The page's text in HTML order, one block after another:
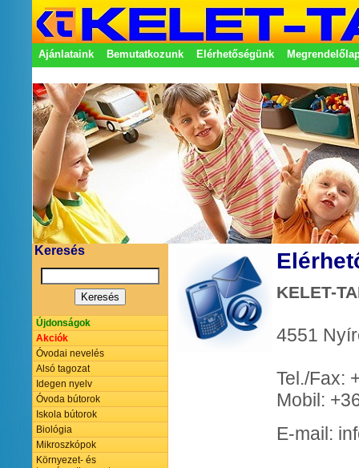
Ajánlataink Bemutatkozunk Elérhetőségünk
Keresés
Újdonságok
Akciók
Óvodai nevelés
Alsó tagozat
Idegen nyelv
Óvoda bútorok
Iskola bútorok
Biológia
Mikroszkópok
Környezet- és
KELET-
4551
Tel./Fax:
Mobil:
E-mail: